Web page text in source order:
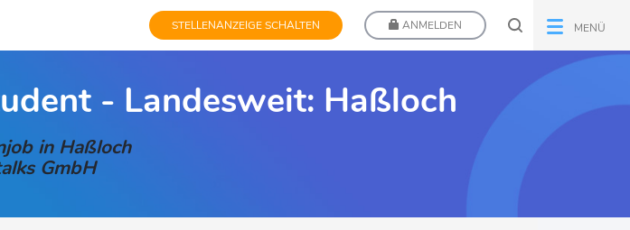
STELLENANZEIGE SCHALTEN ANMELDEN MENÜ
- Landesweit: Haßloch
in Haßloch
GmbH